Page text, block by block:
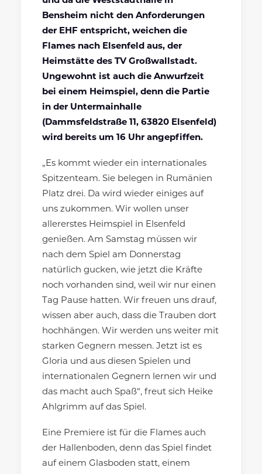
Bensheim nicht den Anforderungen
der EHF entspricht, weichen die
Flames nach Elsenfeld aus, der
Heimstätte des TV Großwallstadt.
Ungewohnt ist auch die Anwurfzeit
bei einem Heimspiel, denn die Partie
in der Untermainhalle
(Dammsfeldstraße 11, 63820 Elsenfeld)
wird bereits um 16 Uhr angepfiffen.
„Es kommt wieder ein internationales
Spitzenteam. Sie belegen in Rumänien
Platz drei. Da wird wieder einiges auf
uns zukommen. Wir wollen unser
allererstes Heimspiel in Elsenfeld
genießen. Am Samstag müssen wir
nach dem Spiel am Donnerstag
natürlich gucken, wie jetzt die Kräfte
noch vorhanden sind, weil wir nur einen
Tag Pause hatten. Wir freuen uns drauf,
wissen aber auch, dass die Trauben dort
hochhängen. Wir werden uns weiter mit
starken Gegnern messen. Jetzt ist es
Gloria und aus diesen Spielen und
internationalen Gegnern lernen wir und
das macht auch Spaß“, freut sich Heike
Ahlgrimm auf das Spiel.
Eine Premiere ist für die Flames auch
der Hallenboden, denn das Spiel findet
auf einem Glasboden statt, einem